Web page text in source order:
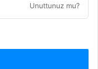
Unuttunuz mu?